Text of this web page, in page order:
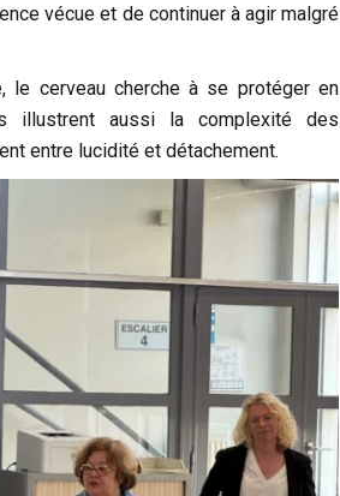
vécue et de continuer à agir malgré
le cerveau cherche à se protéger en
illustrent aussi la complexité des
entre lucidité et détachement.